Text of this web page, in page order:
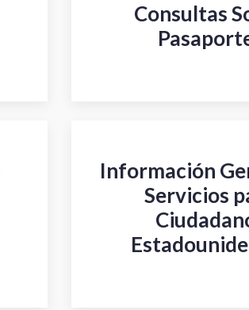
Consultas
Información
Servicios